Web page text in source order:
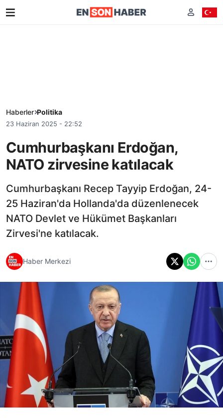
Haberler Politika
23 Haziran 2025 - 22:52
Cumhurbaşkanı Erdoğan,
NATO zirvesine katılacak
Cumhurbaşkanı Recep Tayyip Erdoğan, 24-
25 Haziran'da Hollanda'da düzenlenecek
NATO Devlet ve Hükümet Başkanları
Zirvesi'ne katılacak.
Haber Merkezi